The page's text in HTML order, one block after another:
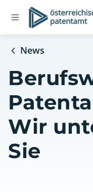
Open
navigation
Logo
News
Wir
Sie